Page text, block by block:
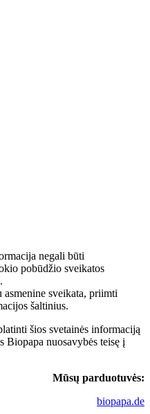
negali būti
pobūdžio sveikatos
asmenine sveikata, priimti
šaltinius.
šios svetainės informaciją
Biopapa nuosavybės teisę į
Mūsų parduotuvės:
biopapa.de